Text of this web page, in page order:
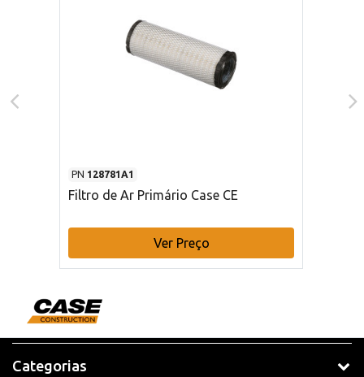
PN 128781A1
Filtro de Ar Primário Case CE
Ver Preço
Categorias